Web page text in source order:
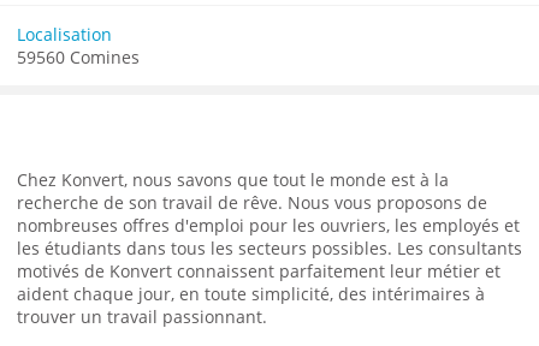
Localisation
59560 Comines
Chez Konvert, nous savons que tout le monde est à la
recherche de son travail de rêve. Nous vous proposons de
nombreuses offres d'emploi pour les ouvriers, les employés et
les étudiants dans tous les secteurs possibles. Les consultants
motivés de Konvert connaissent parfaitement leur métier et
aident chaque jour, en toute simplicité, des intérimaires à
trouver un travail passionnant.